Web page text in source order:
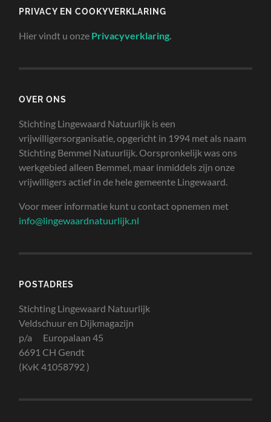
PRIVACY EN COOKYVERKLARING
Hier vindt u onze Privacyverklaring
OVER ONS
Stichting Lingewaard Natuurlijk is een
vrijwilligersorganisatie, opgericht in 1994 met als naam
Stichting Bemmel Natuurlijk. Oorspronkelijk was ons
werkgebied alleen Bemmel, maar inmiddels zijn onze
vrijwilligers actief in de hele gemeente Lingewaard.
Voor meer informatie kunt u contact opnemen met
info@lingewaardnatuurlijk.nl
POSTADRES
Stichting Lingewaard Natuurlijk
Veldschuur en Dijkmagazijn
p/a Europalaan 45
6691 CH Gendt
(KvK 41058792 )